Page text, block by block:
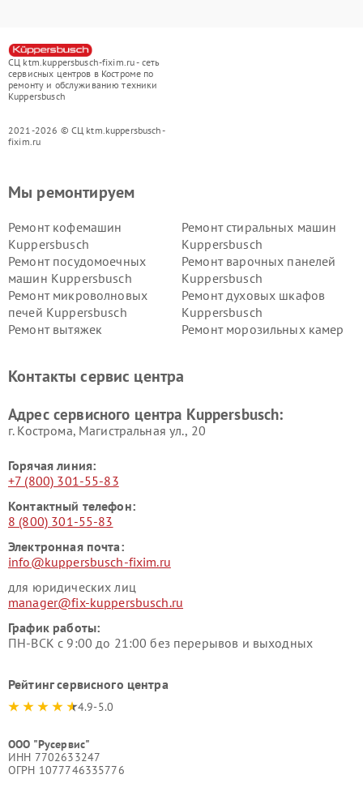
СЦ ktm.kuppersbusch-fixim.ru - сеть
сервисных центров в Костроме по
ремонту и обслуживанию техники
Kuppersbusch
2021-2026 © СЦ ktm.kuppersbusch-
fixim.ru
Мы ремонтируем
Ремонт кофемашин
Kuppersbusch
Ремонт стиральных машин
Kuppersbusch
Ремонт посудомоечных
машин Kuppersbusch
Ремонт варочных панелей
Kuppersbusch
Ремонт микроволновых
печей Kuppersbusch
Ремонт духовых шкафов
Kuppersbusch
Ремонт вытяжек
Ремонт морозильных камер
Kuppersbusch
вакуумных упаковщиков
Ремонт сушильных машин Kuppersbusch
Контакты сервис центра
Адрес сервисного центра Kuppersbusch:
г. Кострома, Магистральная ул., 20
Горячая линия:
+7 (800) 301-55-83
Контактный телефон:
8 (800) 301-55-83
Электронная почта:
info@kuppersbusch-fixim.ru
для юридических лиц
manager@fix-kuppersbusch.ru
График работы:
ПН-ВСК с 9:00 до 21:00 без перерывов и выходных
Рейтинг сервисного центра
4.9-5.0
ООО "Русервис"
ИНН 7702633247
ОГРН 1077746335776